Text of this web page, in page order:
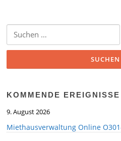
Suchen
nach:
KOMMENDE EREIGNISSE
9. August 2026
Miethausverwaltung Online